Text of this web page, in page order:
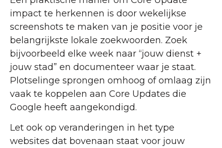
impact te herkennen is door wekelijkse
screenshots te maken van je positie voor je
belangrijkste lokale zoekwoorden. Zoek
bijvoorbeeld elke week naar “jouw dienst +
jouw stad” en documenteer waar je staat.
Plotselinge sprongen omhoog of omlaag zijn
vaak te koppelen aan Core Updates die
Google heeft aangekondigd.
Let ook op veranderingen in het type
websites dat bovenaan staat voor jouw